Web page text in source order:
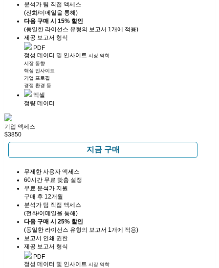
분석가 팀 직접 액세스
(전화/이메일을 통해)
다음 구매 시 15% 할인
(동일한 라이선스 유형의 보고서 1개에 적용)
제공 보고서 형식
PDF
정성 데이터 및 인사이트 시장 역학
시장 동향
핵심 인사이트
기업 프로필
경쟁 환경 등
엑셀
정량 데이터
기업 액세스
$3850
지금 구매
무제한 사용자 액세스
60시간 무료 맞춤 설정
무료 분석가 지원
구매 후 12개월
분석가 팀 직접 액세스
(전화/이메일을 통해)
다음 구매 시 25% 할인
(동일한 라이선스 유형의 보고서 1개에 적용)
보고서 인쇄 권한
제공 보고서 형식
PDF
정성 데이터 및 인사이트 시장 역학